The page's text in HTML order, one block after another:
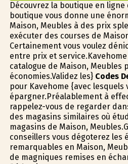
Découvrez la boutique en ligne
boutique vous donne une
Maison, Meubles à des prix
exécuter des courses de
Certainement vous voulez
entre prix et
catalogue de Maison, Meubles
économies.Validez les} Codes
pour Kavehome {avec lesquels
épargner.Préalablement à
rappelez-vous de regarder
des magasins similaires où
magasins de Maison,
conseillers vous dégoterez les
remarquables en Maison,
de magnifiques remises en